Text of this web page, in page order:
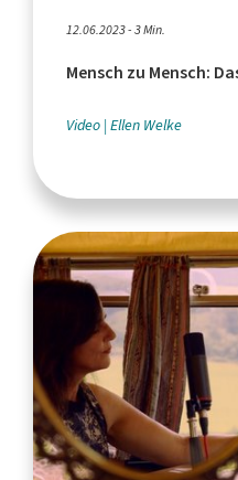
12.06.2023 - 3 Min.
Mensch zu Mensch:
Video Ellen Welke